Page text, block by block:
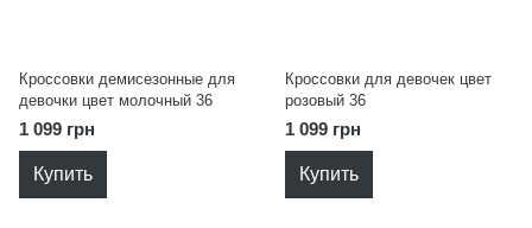
Кроссовки демисезонные для
девочки цвет молочный 36
1 099 грн
Купить
Кроссовки для девочек цвет
розовый 36
1 099 грн
Купить